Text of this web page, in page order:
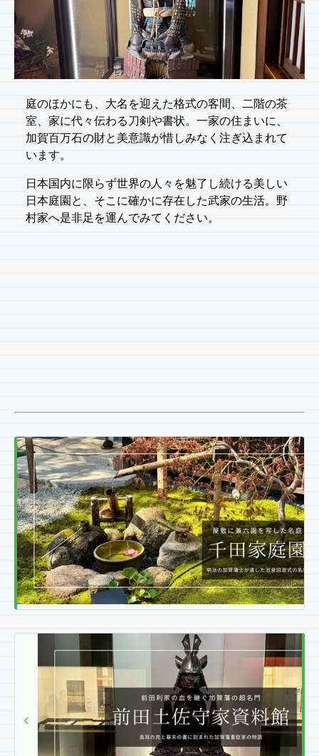
庭のほかにも、大名を迎えた格式の客間、二階の茶
室、家に代々伝わる刀剣や書状。一家の住まいに、
加賀百万石の財と美意識が惜しみなく注ぎ込まれて
います。
日本国内に限らず世界の人々を魅了し続ける美しい
日本庭園と、そこに確かに存在した武家の生活。野
村家へ是非足を運んでみてください。
‹
R
O
U
S